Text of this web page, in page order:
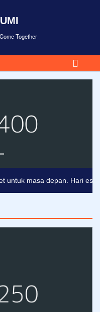
Together
masa depan. Hari esok